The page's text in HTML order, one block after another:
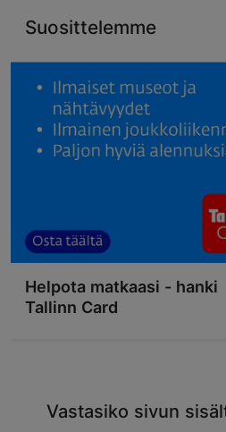
Suosittelemme
Helpota matkaasi - hanki
Tallinn Card
Vastasiko sivun